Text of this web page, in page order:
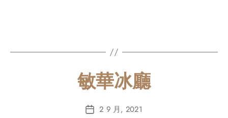
敏華冰廳
Post2 9 月, 2021